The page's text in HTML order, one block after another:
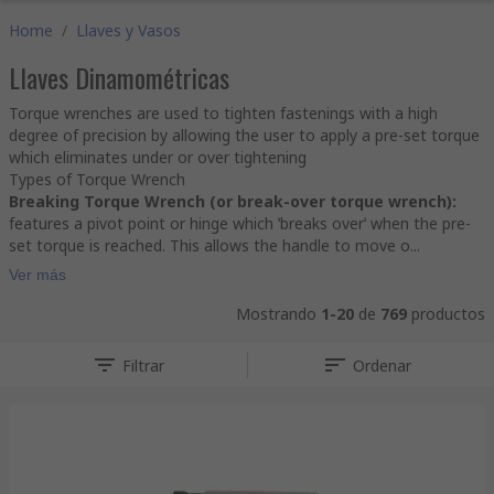
Home / Llaves y Vasos
Llaves Dinamométricas
Torque wrenches are used to tighten fastenings with a high
degree of precision by allowing the user to apply a pre-set torque
which eliminates under or over tightening
Types of Torque Wrench
Breaking Torque Wrench (or break-over torque wrench):
features a pivot point or hinge which ˈbreaks overˈ when the pre-
set torque is reached. This allows the handle to move o...
Ver más
Mostrando 1-20 de 769 productos
Filtrar Ordenar